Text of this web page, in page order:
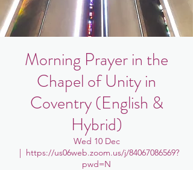
Morning Prayer in the
Chapel of Unity in
Coventry (English &
Hybrid)
Wed 10 Dec
  |
https://us06web.zoom.us/j/84067086569?
pwd=N